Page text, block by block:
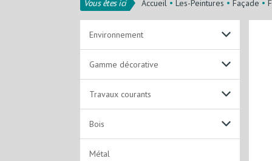
Vous êtes ici Accueil Les-Peintures Façade
Environnement
Travaux Courants
Environnement
Innovation
Laques
Gamme décorative
Non lustrantes
Alkydes Emulsion
Laques
Travaux courants
Solutions acryliques
Solutions solvantées
Bois
Laques acryliques
Métal